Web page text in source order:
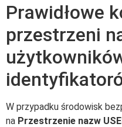
Prawidłowe
przestrzeni
W przypadku środowisk
na Przestrzenie nazw